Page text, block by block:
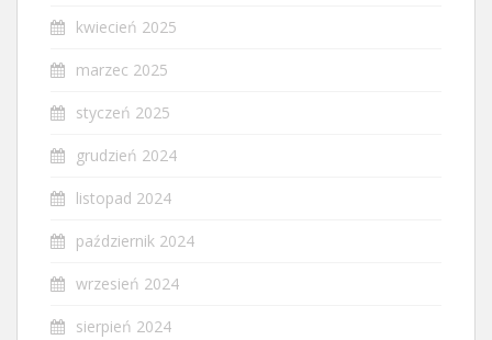
kwiecień 2025
marzec 2025
styczeń 2025
grudzień 2024
listopad 2024
październik 2024
wrzesień 2024
sierpień 2024